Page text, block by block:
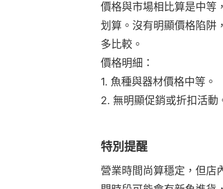
價格與市場相比算是中等
划算。沒有明顯價格陷阱
多比較。
價格明細：
1. 魚種與器材價格中等。
2. 無明顯促銷或折扣活動
特別提醒
營業時間尚算穩定，但店